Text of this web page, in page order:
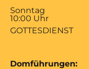
Sonntag
10:00 Uhr
GOTTESDIENST
Domführungen: